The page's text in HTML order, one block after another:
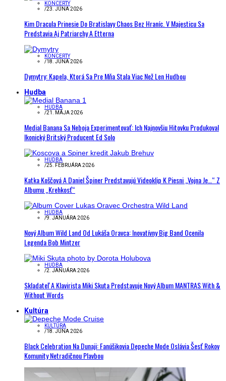
KONCERTY
/23. JÚNA 2026
Kim Dracula Prinesie Do Bratislavy Chaos Bez Hraníc. V Majesticu Sa
Predstavia Aj Patriarchy A Etterna
KONCERTY
/18. JÚNA 2026
Dymytry: Kapela, Ktorá Sa Pre Mňa Stala Viac Než Len Hudbou
Hudba
HUDBA
/21. MÁJA 2026
Medial Banana Sa Neboja Experimentovať: Ich Najnovšiu Hitovku Produkoval
Ikonický Britský Producent Ed Solo
HUDBA
/25. FEBRUÁRA 2026
Katka Koščová A Daniel Špiner Predstavujú Videoklip K Piesni „Vojna Je…“ Z
Albumu „Krehkosť“
HUDBA
/9. JANUÁRA 2026
Nový Album Wild Land Od Lukáša Oravca: Inovatívny Big Band Ocenila
Legenda Bob Mintzer
HUDBA
/2. JANUÁRA 2026
Skladateľ A Klavirista Miki Skuta Predstavuje Nový Album MANTRAS With &
Without Words
Kultúra
KULTÚRA
/18. JÚNA 2026
Black Celebration Na Dunaji: Fanúšikovia Depeche Mode Oslávia Šesť Rokov
Komunity Netradičnou Plavbou